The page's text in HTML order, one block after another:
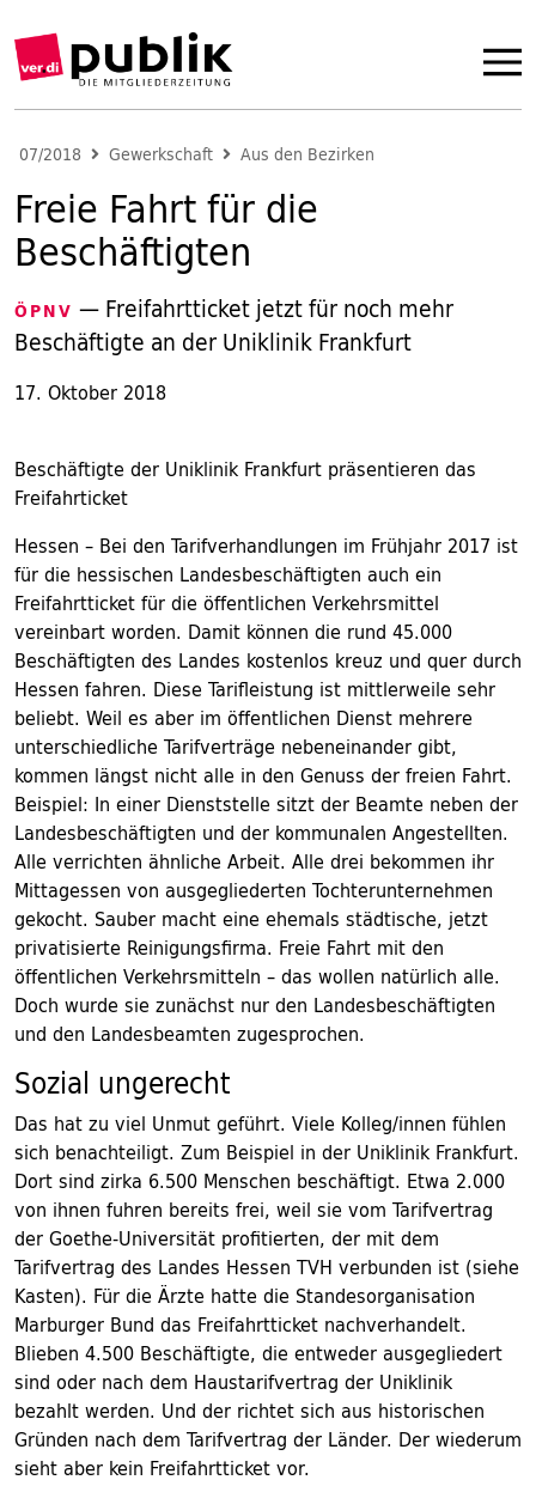
07/2018 Gewerkschaft Aus den Bezirken
Freie Fahrt für die
Beschäftigten
ÖPNV — Freifahrtticket jetzt für noch mehr
Beschäftigte an der Uniklinik Frankfurt
17. Oktober 2018
Beschäftigte der Uniklinik Frankfurt präsentieren das
Freifahrticket
Hessen – Bei den Tarifverhandlungen im Frühjahr 2017 ist
für die hessischen Landesbeschäftigten auch ein
Freifahrtticket für die öffentlichen Verkehrsmittel
vereinbart worden. Damit können die rund 45.000
Beschäftigten des Landes kostenlos kreuz und quer durch
Hessen fahren. Diese Tarifleistung ist mittlerweile sehr
beliebt. Weil es aber im öffentlichen Dienst mehrere
unterschiedliche Tarifverträge nebeneinander gibt,
kommen längst nicht alle in den Genuss der freien Fahrt.
Beispiel: In einer Dienststelle sitzt der Beamte neben der
Landesbeschäftigten und der kommunalen Angestellten.
Alle verrichten ähnliche Arbeit. Alle drei bekommen ihr
Mittagessen von ausgegliederten Tochterunternehmen
gekocht. Sauber macht eine ehemals städtische, jetzt
privatisierte Reinigungsfirma. Freie Fahrt mit den
öffentlichen Verkehrsmitteln – das wollen natürlich alle.
Doch wurde sie zunächst nur den Landesbeschäftigten
und den Landesbeamten zugesprochen.
Sozial ungerecht
Das hat zu viel Unmut geführt. Viele Kolleg/innen fühlen
sich benachteiligt. Zum Beispiel in der Uniklinik Frankfurt.
Dort sind zirka 6.500 Menschen beschäftigt. Etwa 2.000
von ihnen fuhren bereits frei, weil sie vom Tarifvertrag
der Goethe-Universität profitierten, der mit dem
Tarifvertrag des Landes Hessen TVH verbunden ist (siehe
Kasten). Für die Ärzte hatte die Standesorganisation
Marburger Bund das Freifahrtticket nachverhandelt.
Blieben 4.500 Beschäftigte, die entweder ausgegliedert
sind oder nach dem Haustarifvertrag der Uniklinik
bezahlt werden. Und der richtet sich aus historischen
Gründen nach dem Tarifvertrag der Länder. Der wiederum
sieht aber kein Freifahrtticket vor.